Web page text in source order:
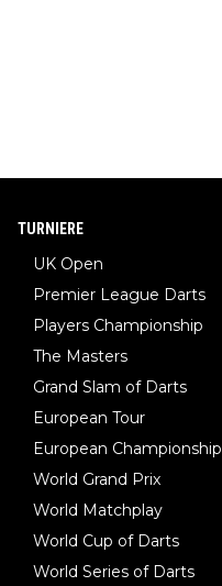
TURNIERE
UK Open
Premier League Darts
Players Championship
The Masters
Grand Slam of Darts
European Tour
European Championship
World Grand Prix
World Matchplay
World Cup of Darts
World Series of Darts